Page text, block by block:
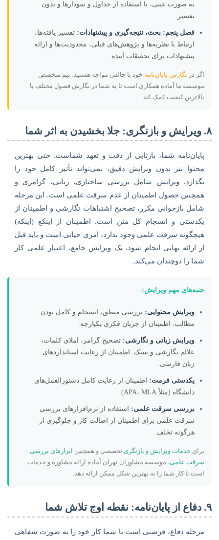
به صورت عینی، با استفاده از جداول و نمودارها و بدون
تفسیر.
فصل پنجم: بحث، نتیجه‌گیری و پیشنهادات: تفسیر یافته‌ها،
ارتباط با نظریه‌ها و پژوهش‌های قبلی، محدودیت‌ها و ارائه
پیشنهادات برای تحقیقات آینده.
اگر در نگارش پایان‌نامه خود با چالش مواجه هستید، تیم متخصص
موسسه ما آماده همکاری است تا به شما در نگارش فصول مختلف با
بالاترین کیفیت کمک کند.
۸. ویرایش و بازنگری: جلا بخشیدن به اثر شما
پایان‌نامه شما، بازتابی از دقت و تعهد شماست. حتی بهترین
محتوا نیز بدون ویرایش دقیق، نمی‌تواند تأثیر کامل خود را
بگذارد. ویرایش شامل بررسی ساختاری، زبانی، گرامری و
همچنین حصول اطمینان از عدم سرقت علمی است. این مرحله
شامل بازخوانی مکرر، تصحیح اشتباهات نگارشی و اطمینان از
یکدستی و انسجام کل متن است. اطمینان از اینکع (اینکه)
هیچگونه سرقت علمی وجود ندارد، امری حیاتی است و باید قبل
از ارائه نهایی انجام شود. یک ویرایش جامع، اعتبار علمی کار
شما را دوچندان می‌کند.
جنبه‌های مهم ویرایش:
ویرایش محتوایی: بررسی منطق، انسجام و کامل بودن
مطالب. اطمینان از جریان فکری یکپارچه.
ویرایش زبانی و نگارشی: تصحیح گرامر، املای کلمات،
علائم نگارشی و سبک. اطمینان از رعایت استانداردهای
زبان فارسی.
یکدستی فرمت: اطمینان از رعایت کامل دستورالعمل‌های
دانشگاه (مثلاً APA، MLA).
بررسی سرقت علمی: استفاده از نرم‌افزارهای بررسی
سرقت علمی برای اطمینان از اصالت کار و جلوگیری از
هرگونه تخلف.
برای خدمات ویرایش و بازنگری تخصصی و همچنین ابزارهای بررسی
سرقت علمی، موسسه مشاوران تهران آماده ارائه مشاوره و خدمات
است تا کار شما را به بهترین شکل ممکن ارائه دهد.
۹. دفاع از پایان‌نامه: نقطه اوج تلاش شما
مرحله دفاع، فرصتی است تا شما کار خود را به صورت شفاهی